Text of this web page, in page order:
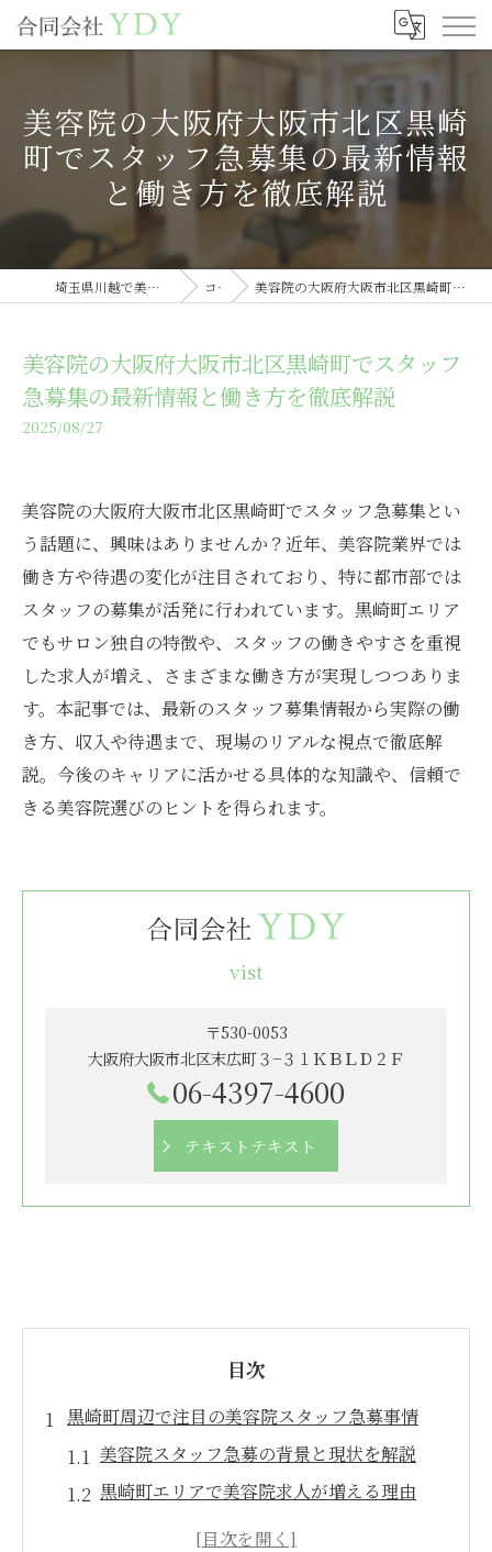
美容院の大阪府大阪市北区黒崎
町でスタッフ急募集の最新情報
と働き方を徹底解説
埼玉県川越で美容室の求人なら合同会社YDY コラム 美容院の大阪府大阪市北区黒崎町でスタッフ急募集の最新情報と働き方を徹底解説
美容院の大阪府大阪市北区黒崎町でスタッフ
急募集の最新情報と働き方を徹底解説
2025/08/27
美容院の大阪府大阪市北区黒崎町でスタッフ急募集とい
う話題に、興味はありませんか？近年、美容院業界では
働き方や待遇の変化が注目されており、特に都市部では
スタッフの募集が活発に行われています。黒崎町エリア
でもサロン独自の特徴や、スタッフの働きやすさを重視
した求人が増え、さまざまな働き方が実現しつつありま
す。本記事では、最新のスタッフ募集情報から実際の働
き方、収入や待遇まで、現場のリアルな視点で徹底解
説。今後のキャリアに活かせる具体的な知識や、信頼で
きる美容院選びのヒントを得られます。
vist
〒530-0053
大阪府大阪市北区末広町３−３１ＫＢＬＤ２Ｆ
06-4397-4600
テキストテキスト
目次
黒崎町周辺で注目の美容院スタッフ急募事情
美容院スタッフ急募の背景と現状を解説
黒崎町エリアで美容院求人が増える理由
美容院業界の人材不足とその影響とは